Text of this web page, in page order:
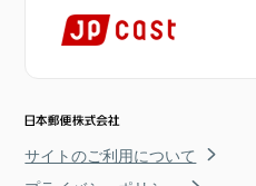
サイトのご利用について